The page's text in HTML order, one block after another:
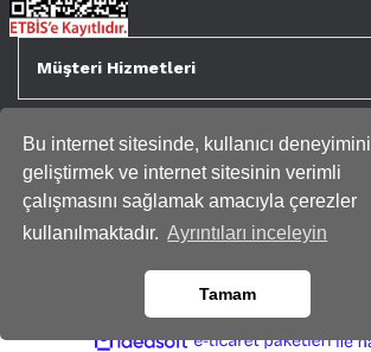
Bu internet sitesinde, kullanıcı deneyimini
geliştirmek ve internet sitesinin verimli
çalışmasını sağlamak amacıyla çerezler
kullanılmaktadır. Ayrıntıları inceleyin
Tamam
Müşteri Hizmetleri
Tüm kredi kartı bilgileriniz 256bit SSL Sertifikası
Genispencere.com Tüm Hakları Saklıdır.
ideasoft e-